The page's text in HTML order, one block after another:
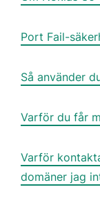
Port Fail-
Så använder
Varför du får
Varför
domäner jag